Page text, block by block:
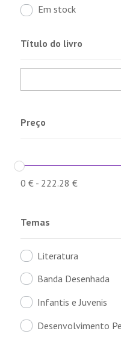
Em stock
Título do livro
Preço
0 €- 222.28 €
Temas
Literatura
Banda Desenhada
Infantis e Juvenis
Desenvolvimento